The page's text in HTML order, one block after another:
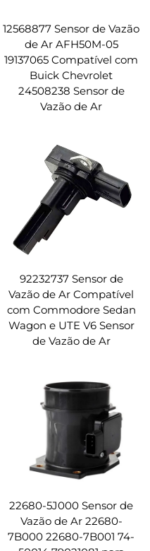
12568877 Sensor de Vazão
de Ar AFH50M-05
19137065 Compatível com
Buick Chevrolet
24508238 Sensor de
Vazão de Ar
92232737 Sensor de
Vazão de Ar Compatível
com Commodore Sedan
Wagon e UTE V6 Sensor
de Vazão de Ar
22680-5J000 Sensor de
Vazão de Ar 22680-
7B000 22680-7B001 74-